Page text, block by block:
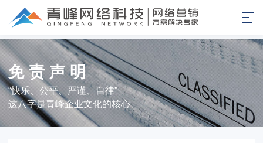
“快乐、公平、严谨、自律”
这八字是青峰企业文化的核心
免责声明